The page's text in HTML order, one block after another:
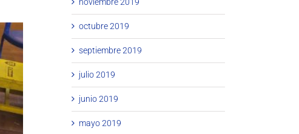
octubre 2019
septiembre 2019
julio 2019
junio 2019
mayo 2019